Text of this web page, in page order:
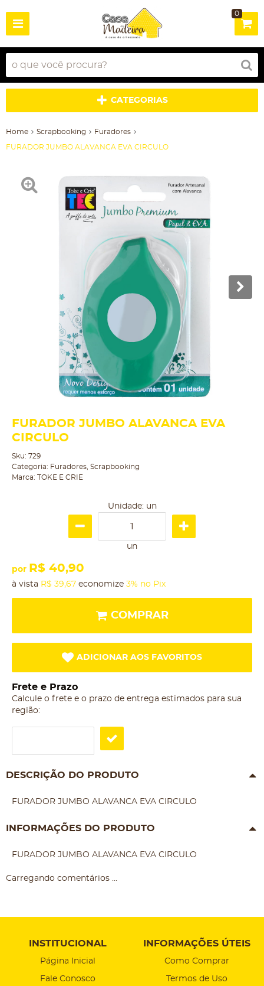
0
CATEGORIAS
Home Scrapbooking Furadores
FURADOR JUMBO ALAVANCA EVA CIRCULO
FURADOR JUMBO ALAVANCA EVA
CIRCULO
Sku: 729
Categoria: Furadores Scrapbooking
Marca: TOKE E CRIE
Unidade: un
un
por R$ 40,90
à vista R$ 39,67 economize 3% no Pix
COMPRAR
ADICIONAR AOS FAVORITOS
Frete e Prazo
Calcule o frete e o prazo de entrega estimados para sua
região:
DESCRIÇÃO DO PRODUTO
FURADOR JUMBO ALAVANCA EVA CIRCULO
INFORMAÇÕES DO PRODUTO
FURADOR JUMBO ALAVANCA EVA CIRCULO
Carregando comentários ...
INSTITUCIONAL
Página Inicial
Fale Conosco
INFORMAÇÕES ÚTEIS
Como Comprar
Termos de Uso